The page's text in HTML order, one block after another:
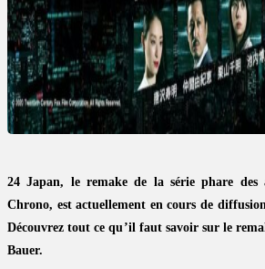
24 Japan, le remake de la série phare des
Chrono, est actuellement en cours de
Découvrez tout ce qu’il faut savoir sur le
Bauer.